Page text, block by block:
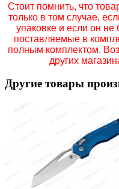
Стоит помнить, что
только в том случае,
упаковке и если он
поставляемые в
полным комплектом.
других
Другие товары